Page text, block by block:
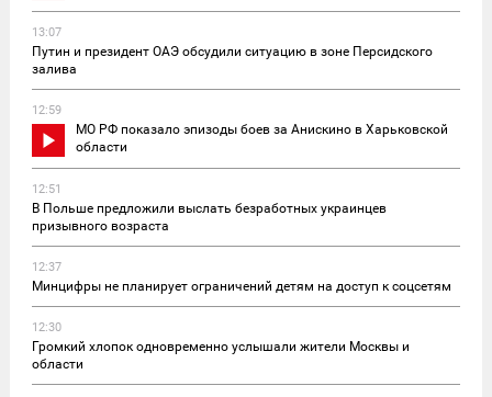
13:07
Путин и президент ОАЭ обсудили ситуацию в зоне Персидского
залива
12:59
МО РФ показало эпизоды боев за Анискино в Харьковской
области
12:51
В Польше предложили выслать безработных украинцев
призывного возраста
12:37
Минцифры не планирует ограничений детям на доступ к соцсетям
12:30
Громкий хлопок одновременно услышали жители Москвы и
области